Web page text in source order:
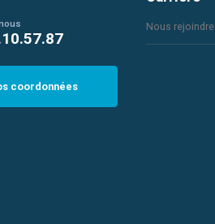
coordonnées
Nous rejoindre